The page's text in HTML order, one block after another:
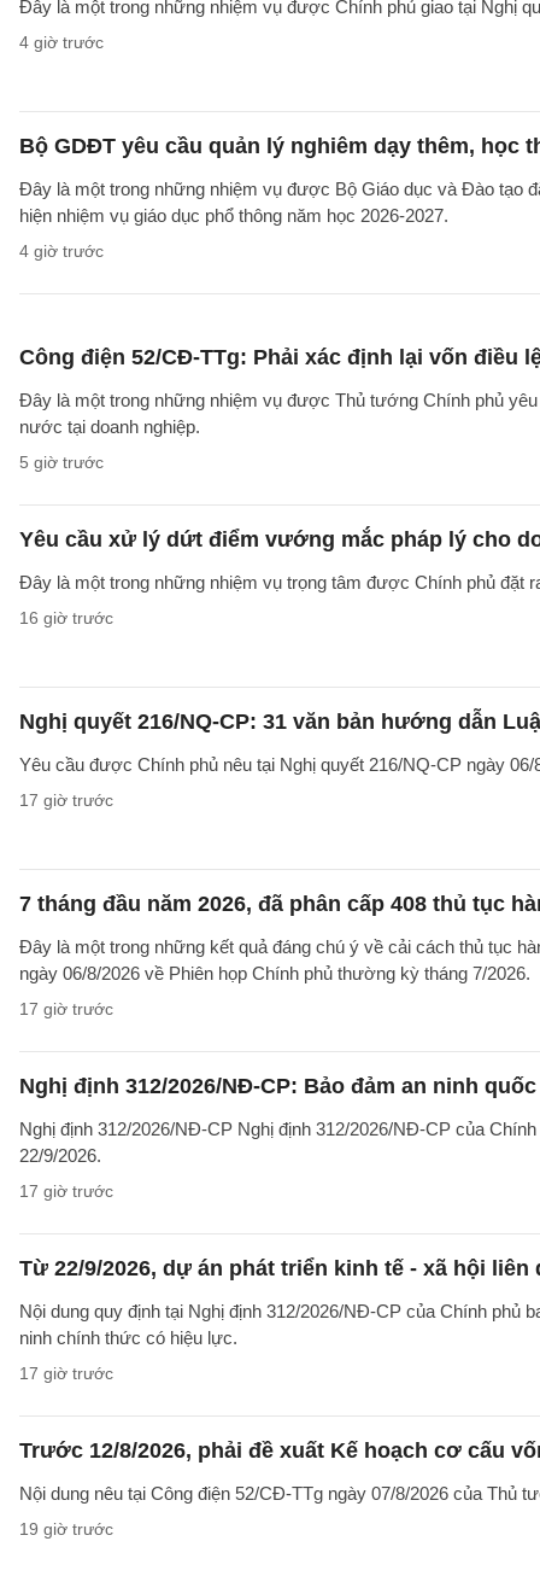
Đây là một trong những nhiệm vụ được Chính phủ giao tại Nghị
4 giờ trước
Bộ GDĐT yêu cầu quản lý nghiêm dạy thêm, học
Đây là một trong những nhiệm vụ được Bộ Giáo dục và Đào tạo
hiện nhiệm vụ giáo dục phổ thông năm học 2026-2027.
4 giờ trước
Công điện 52/CĐ-TTg: Phải xác định lại vốn điều
Đây là một trong những nhiệm vụ được Thủ tướng Chính phủ
nước tại doanh nghiệp.
5 giờ trước
Yêu cầu xử lý dứt điểm vướng mắc pháp lý cho
Đây là một trong những nhiệm vụ trọng tâm được Chính phủ đặt
16 giờ trước
Nghị quyết 216/NQ-CP: 31 văn bản hướng dẫn
Yêu cầu được Chính phủ nêu tại Nghị quyết 216/NQ-CP ngày
17 giờ trước
7 tháng đầu năm 2026, đã phân cấp 408 thủ tục
Đây là một trong những kết quả đáng chú ý về cải cách thủ tục
ngày 06/8/2026 về Phiên họp Chính phủ thường kỳ tháng 7/2026.
17 giờ trước
Nghị định 312/2026/NĐ-CP: Bảo đảm an ninh
Nghị định 312/2026/NĐ-CP Nghị định 312/2026/NĐ-CP của
22/9/2026.
17 giờ trước
Từ 22/9/2026, dự án phát triển kinh tế - xã hội
Nội dung quy định tại Nghị định 312/2026/NĐ-CP của Chính phủ
ninh chính thức có hiệu lực.
17 giờ trước
Trước 12/8/2026, phải đề xuất Kế hoạch cơ cấu
Nội dung nêu tại Công điện 52/CĐ-TTg ngày 07/8/2026 của Thủ
19 giờ trước